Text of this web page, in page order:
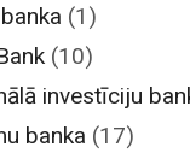
(1)
(10)
investīciju
banka (17)